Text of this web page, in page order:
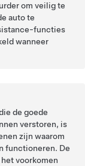
om veilig te
auto te
functies
wanneer
de goede
verstoren, is
zijn waarom
functioneren. De
voorkomen